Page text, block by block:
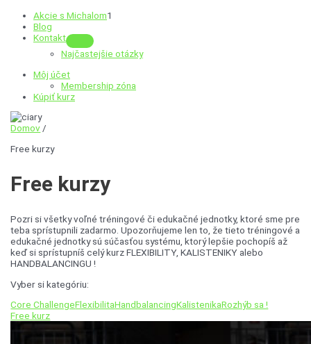
Akcie s Michalom1
Blog
Kontakt
Menu
Toggle
Najčastejšie otázky
Môj účet
Membership zóna
Kúpiť kurz
Domov /
Free kurzy
Free kurzy
Pozri si všetky voľné tréningové či edukačné jednotky, ktoré sme pre
teba sprístupnili zadarmo. Upozorňujeme len to, že tieto tréningové a
edukačné jednotky sú súčasťou systému, ktorý lepšie pochopíš až
keď si sprístupníš celý kurz FLEXIBILITY, KALISTENIKY alebo
HANDBALANCINGU !
Vyber si kategóriu:
Core ChallengeFlexibilitaHandbalancingKalistenikaRozhýb sa !
Free kurz